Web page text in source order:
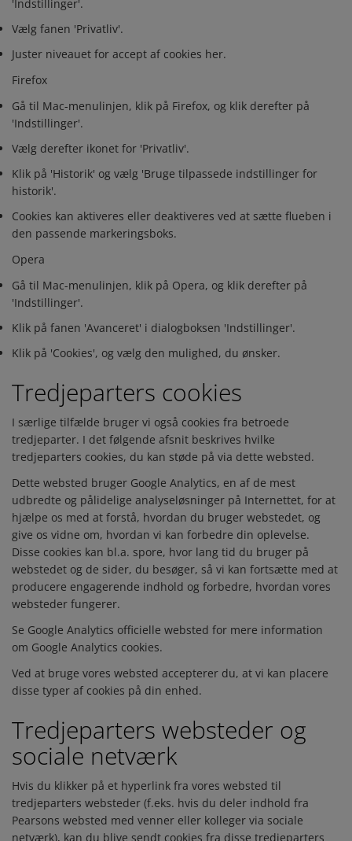
'Indstillinger'.
Vælg fanen 'Privatliv'.
Juster niveauet for accept af cookies her.
Firefox
Gå til Mac-menulinjen, klik på Firefox, og klik derefter på
'Indstillinger'.
Vælg derefter ikonet for 'Privatliv'.
Klik på 'Historik' og vælg 'Bruge tilpassede indstillinger for
historik'.
Cookies kan aktiveres eller deaktiveres ved at sætte flueben i
den passende markeringsboks.
Opera
Gå til Mac-menulinjen, klik på Opera, og klik derefter på
'Indstillinger'.
Klik på fanen 'Avanceret' i dialogboksen 'Indstillinger'.
Klik på 'Cookies', og vælg den mulighed, du ønsker.
Tredjeparters cookies
I særlige tilfælde bruger vi også cookies fra betroede
tredjeparter. I det følgende afsnit beskrives hvilke
tredjeparters cookies, du kan støde på via dette websted.
Dette websted bruger Google Analytics, en af de mest
udbredte og pålidelige analyseløsninger på Internettet, for at
hjælpe os med at forstå, hvordan du bruger webstedet, og
give os vidne om, hvordan vi kan forbedre din oplevelse.
Disse cookies kan bl.a. spore, hvor lang tid du bruger på
webstedet og de sider, du besøger, så vi kan fortsætte med at
producere engagerende indhold og forbedre, hvordan vores
websteder fungerer.
Se Google Analytics officielle websted for mere information
om Google Analytics cookies.
Ved at bruge vores websted accepterer du, at vi kan placere
disse typer af cookies på din enhed.
Tredjeparters websteder og
sociale netværk
Hvis du klikker på et hyperlink fra vores websted til
tredjeparters websteder (f.eks. hvis du deler indhold fra
Pearsons websted med venner eller kolleger via sociale
netværk), kan du blive sendt cookies fra disse tredjeparters